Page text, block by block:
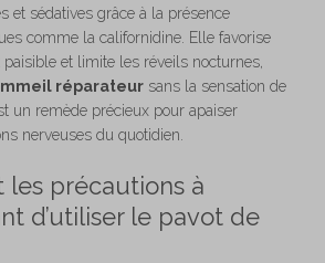
et sédatives grâce à la présence
comme la californidine. Elle favorise
et limite les réveils nocturnes,
réparateur sans la sensation de
un remède précieux pour apaiser
nerveuses du quotidien.
les précautions à
d’utiliser le pavot de